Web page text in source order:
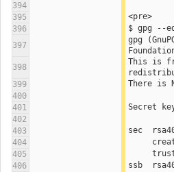
394
395
<pre>
396
$ gpg --
397
gpg
398
This is
399
There is
400
401
Secret
402
403
sec
404
405
406
ssb